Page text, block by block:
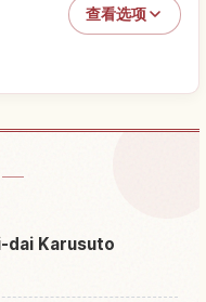
查看选项
dai Karusuto